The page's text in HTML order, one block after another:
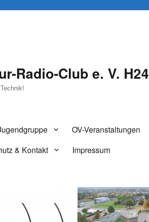
Radio-Club e. V. H24
OV-Veranstaltungen
& Kontakt Impressum